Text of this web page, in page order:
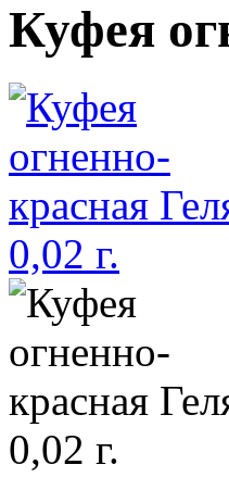
Куфея